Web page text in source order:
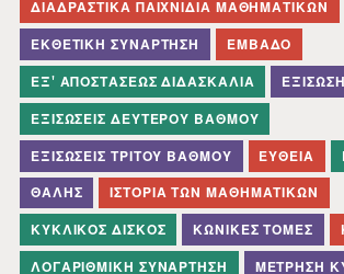
ΔΙΑΔΡΑΣΤΙΚΆ ΠΑΙΧΝΊΔΙΑ ΜΑΘΗΜΑΤΙΚΏΝ
ΕΚΘΕΤΙΚΉ ΣΥΝΆΡΤΗΣΗ ΕΜΒΑΔΌ
ΕΞ' ΑΠΟΣΤΆΣΕΩΣ ΔΙΔΑΣΚΑΛΊΑ ΕΞΊΣΩΣΗ
ΕΞΙΣΏΣΕΙΣ ΔΕΎΤΕΡΟΥ ΒΑΘΜΟΎ
ΕΞΙΣΏΣΕΙΣ ΤΡΊΤΟΥ ΒΑΘΜΟΎ ΕΥΘΕΊΑ
ΘΑΛΉΣ ΙΣΤΟΡΊΑ ΤΩΝ ΜΑΘΗΜΑΤΙΚΏΝ
ΚΥΚΛΙΚΌΣ ΔΊΣΚΟΣ ΚΩΝΙΚΈΣ ΤΟΜΈΣ
ΛΟΓΑΡΙΘΜΙΚΉ ΣΥΝΆΡΤΗΣΗ ΜΈΤΡΗΣΗ